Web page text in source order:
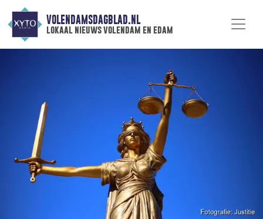
VOLENDAMSDAGBLAD.NL
lokaal nieuws volendam en edam